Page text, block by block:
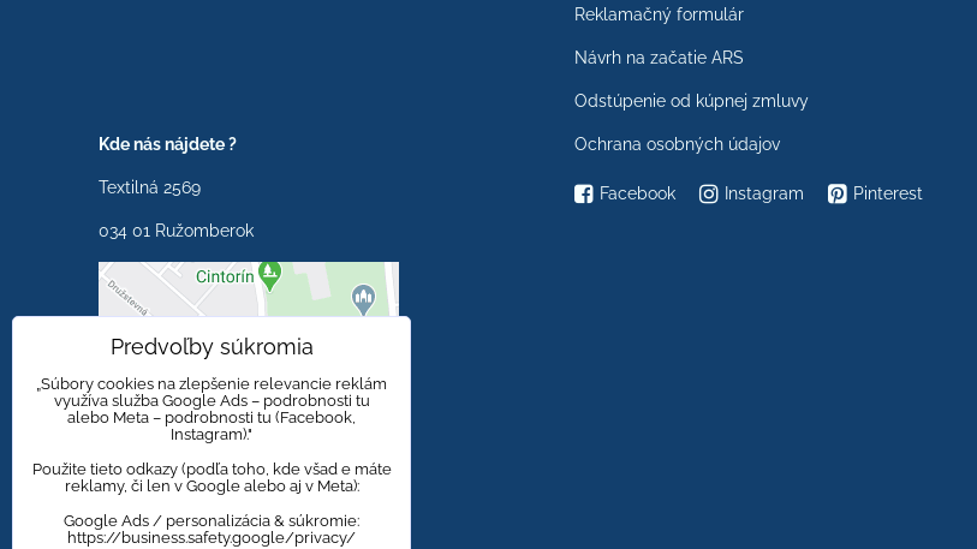
Kde nás nájdete ?
Textilná 2569
034 01 Ružomberok
Externý obsah je
blokovaný Voľbami
súkromia
Prajete si načítať externý
Reklamačný formulár
Návrh na začatie ARS
Odstúpenie od kúpnej zmluvy
Ochrana osobných údajov
Facebook Instagram Pinterest
Predvoľby súkromia
„Súbory cookies na zlepšenie relevancie reklám
využíva služba Google Ads – podrobnosti tu
alebo Meta – podrobnosti tu (Facebook,
Instagram)."
Použite tieto odkazy (podľa toho, kde všad e máte
reklamy, či len v Google alebo aj v Meta):
Google Ads / personalizácia & súkromie:
https://business.safety.google/privacy/